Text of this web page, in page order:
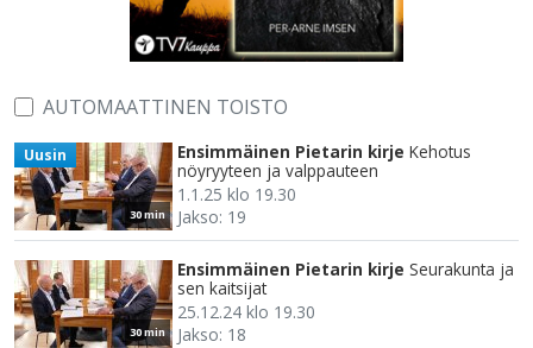
AUTOMAATTINEN TOISTO
30 min
Uusin Ensimmäinen Pietarin kirje Kehotus
nöyryyteen ja valppauteen
1.1.25 klo 19.30
Jakso: 19
30 min
Ensimmäinen Pietarin kirje Seurakunta ja
sen kaitsijat
25.12.24 klo 19.30
Jakso: 18